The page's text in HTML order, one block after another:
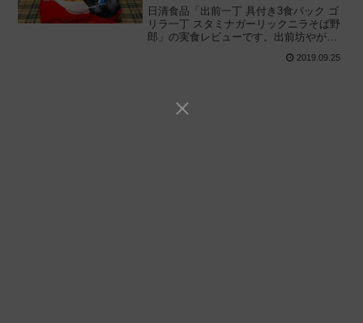
日清食品「出前一丁 具付き3食パック ゴ
リラ一丁 スタミナガーリックニラそば野
郎」の実食レビューです。出前坊やがゴ
——通常商品との違いを比較しながら解
2019.09.25